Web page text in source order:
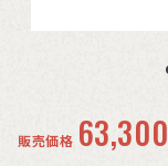
販売価格 63,300